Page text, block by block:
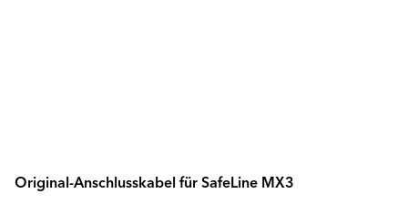
Original-Anschlusskabel für SafeLine MX3